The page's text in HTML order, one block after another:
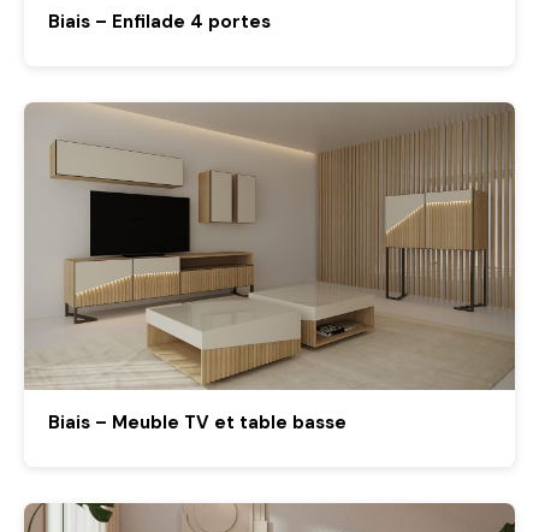
Biais – Enfilade 4 portes
Biais – Meuble TV et table basse